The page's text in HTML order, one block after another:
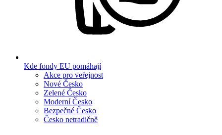
Kde fondy EU pomáhají
Akce pro veřejnost
Nové Česko
Zelené Česko
Moderní Česko
Bezpečné Česko
Česko netradičně